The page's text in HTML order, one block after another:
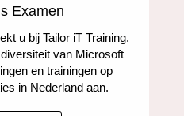
Examen
u bij Tailor iT Training.
van Microsoft
en trainingen op
in Nederland aan.